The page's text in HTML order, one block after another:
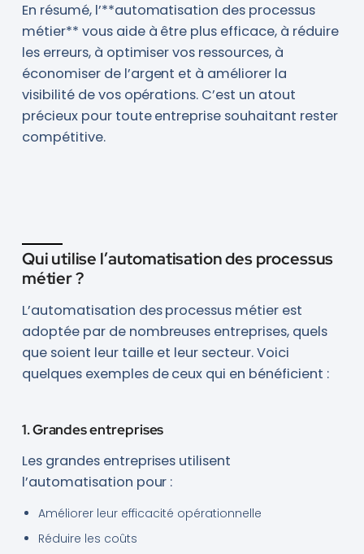
En résumé, l’**automatisation des processus
métier** vous aide à être plus efficace, à réduire
les erreurs, à optimiser vos ressources, à
économiser de l’argent et à améliorer la
visibilité de vos opérations. C’est un atout
précieux pour toute entreprise souhaitant rester
compétitive.
Qui utilise l’automatisation des processus
métier ?
L’automatisation des processus métier est
adoptée par de nombreuses entreprises, quels
que soient leur taille et leur secteur. Voici
quelques exemples de ceux qui en bénéficient :
1. Grandes entreprises
Les grandes entreprises utilisent
l’automatisation pour :
Améliorer leur efficacité opérationnelle
Réduire les coûts